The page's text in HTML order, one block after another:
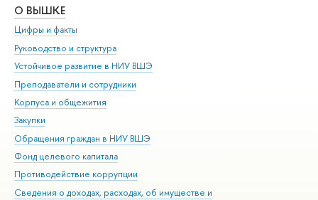
О ВЫШКЕ
Цифры и факты
Руководство и структура
Устойчивое развитие в НИУ ВШЭ
Преподаватели и сотрудники
Корпуса и общежития
Закупки
Обращения граждан в НИУ ВШЭ
Фонд целевого капитала
Противодействие коррупции
Сведения о доходах, расходах, об имуществе и